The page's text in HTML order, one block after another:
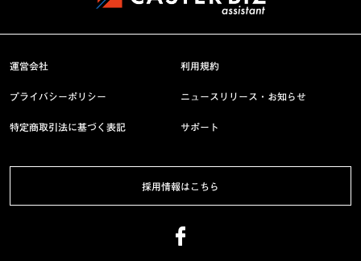
運営会社 利用規約
プライバシーポリシー ニュースリリース・お知らせ
特定商取引法に基づく表記 サポート
採用情報はこちら